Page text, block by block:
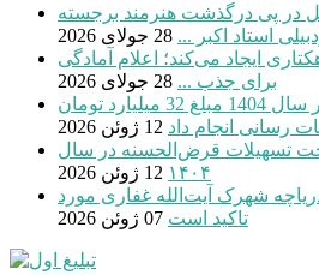
در پی درگذشت هنرمند برجسته
استاد اکبر ... 28 جولای 2026
هاب فناوری ۵۰ هکتاری ایجاد می‌کند؛ اعلام آمادگی
برای جذب ... 28 جولای 2026
کمیته امداد سرعین در سال 1404 مبلغ 32 میلیارد تومان
رسانی انجام داد 12 ژوئن 2026
تسهیلات قرض‌الحسنه در سال
۱۴۰۴ 12 ژوئن 2026
شهرک آیت‌الله غفاری مورد
تاکید است 07 ژوئن 2026